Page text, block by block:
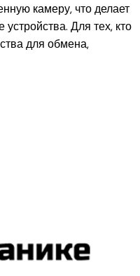
камеру, что делает
Для тех, кто
для обмена,